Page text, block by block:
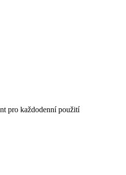
pro každodenní použití